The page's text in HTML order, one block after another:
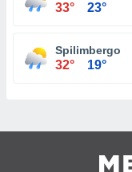
33° 23°
Spilimbergo
32° 19°